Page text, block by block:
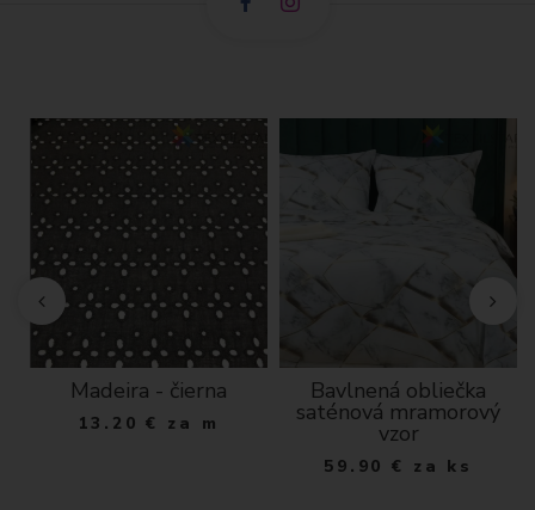
Madeira - čierna
13.20 € za m
Bavlnená obliečka
saténová mramorový
vzor
59.90 € za ks